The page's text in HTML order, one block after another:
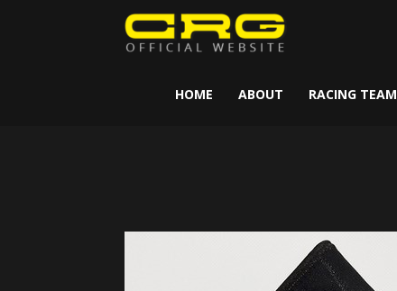
Kart
HOME ABOUT RACING TEAM